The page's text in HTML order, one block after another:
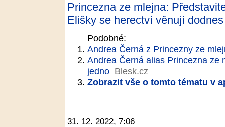
Princezna ze mlejna:
Elišky se herectví věnují
Podobné:
Andrea Černá z Princezny ze
Andrea Černá alias Princezna ze
jedno Blesk.cz
Zobrazit vše o tomto tématu v
31. 12. 2022, 7:06